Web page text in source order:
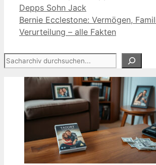
Depps Sohn Jack
Bernie Ecclestone: Vermögen,
Verurteilung – alle Fakten
Suchen